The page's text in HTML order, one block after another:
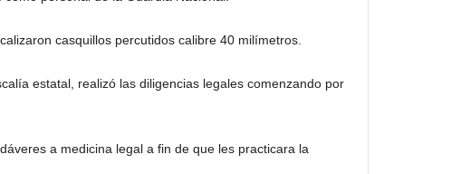
casquillos percutidos calibre 40 milímetros.
estatal, realizó las diligencias legales comenzando por
a medicina legal a fin de que les practicara la